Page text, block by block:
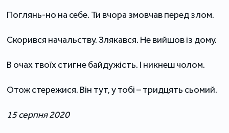
Поглянь-но на себе. Ти вчора змовчав перед злом.
Скорився начальству. Злякався. Не вийшов із дому.
В очах твоїх стигне байдужість. І никнеш чолом.
Отож стережися. Він тут, у тобі – тридцять сьомий.
15 серпня 2020